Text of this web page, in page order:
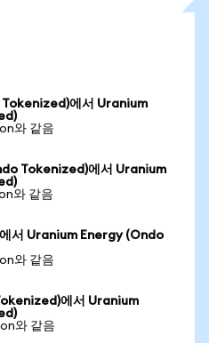
에서 Uranium
와 같음
Tokenized)에서 Uranium
와 같음
서 Uranium Energy (Ondo
와 같음
에서 Uranium
와 같음